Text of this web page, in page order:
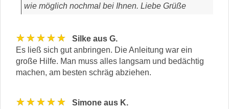
wie möglich nochmal bei Ihnen. Liebe Grüße
★★★★★
Silke aus G.
Es ließ sich gut anbringen. Die Anleitung war ein
große Hilfe. Man muss alles langsam und bedächtig
machen, am besten schräg abziehen.
★★★★★
Simone aus K.